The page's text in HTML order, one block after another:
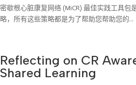
密歇根心脏康复网络 (MiCR) 最佳实践工具
略，所有这些策略都是为了帮助您帮助您的...
Reflecting on CR
Shared Learning